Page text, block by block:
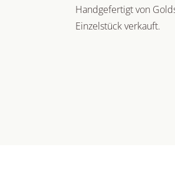
Handgefertigt von
Einzelstück verkauft.